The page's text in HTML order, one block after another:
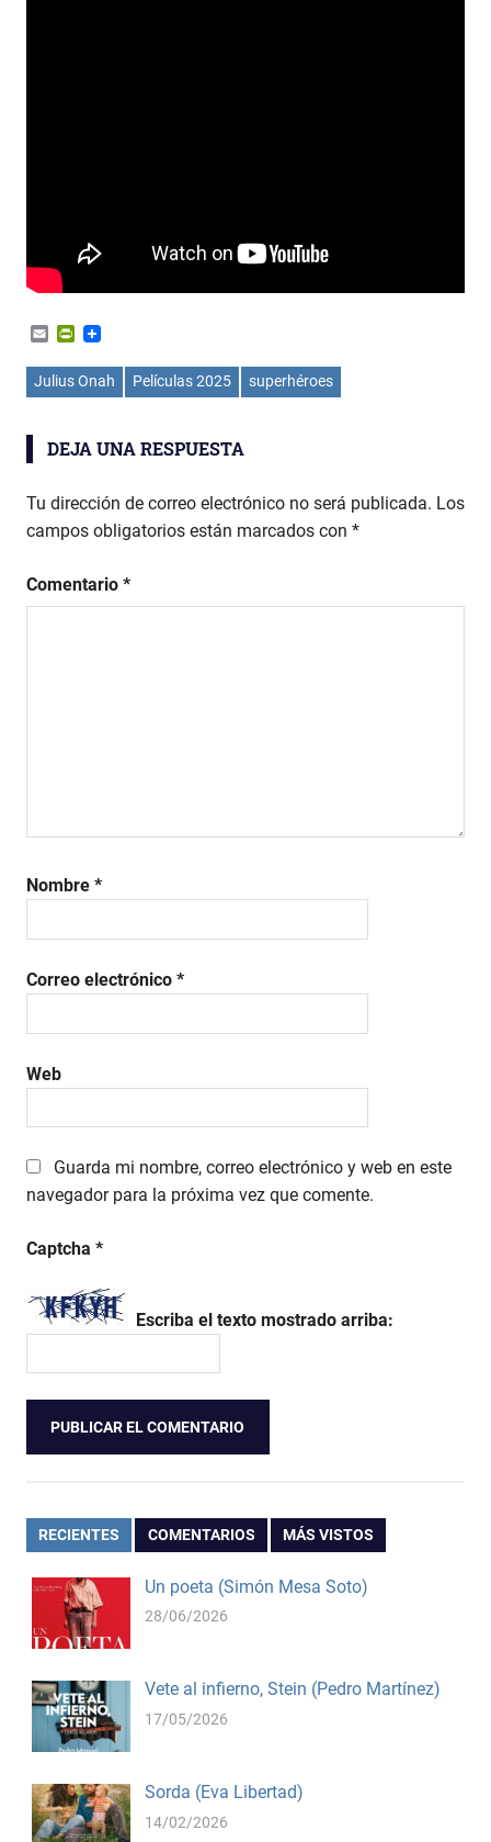
EmailPrintFriendly
Julius Onah Películas 2025 superhéroes
DEJA UNA RESPUESTA
Tu dirección de correo electrónico no será publicada. Los
campos obligatorios están marcados con *
Comentario *
Nombre *
Correo electrónico *
Web
Guarda mi nombre, correo electrónico y web en este
navegador para la próxima vez que comente.
Captcha *
Escriba el texto mostrado arriba:
RECIENTES COMENTARIOS MÁS VISTOS
Un poeta (Simón Mesa Soto)
28/06/2026
Vete al infierno, Stein (Pedro Martínez)
17/05/2026
Sorda (Eva Libertad)
14/02/2026